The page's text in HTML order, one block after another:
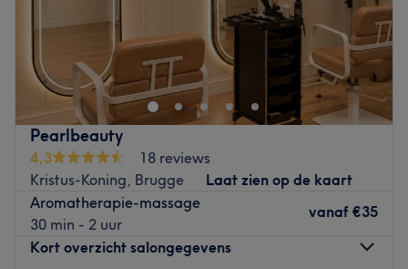
Pearlbeauty
4,3
18 reviews
Kristus-Koning, Brugge
Laat zien op de kaart
Aromatherapie-massage
30 min - 2 uur
vanaf €35
Kort overzicht salongegevens